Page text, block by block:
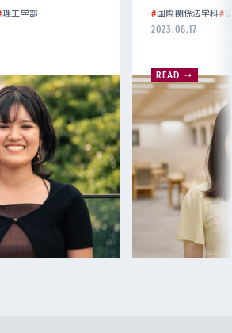
理工学部 #国際関係法学科#
2023.08.17
READ